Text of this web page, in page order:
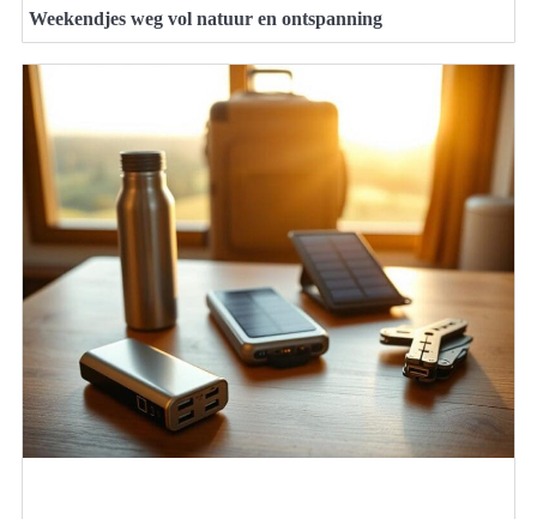
Weekendjes weg vol natuur en ontspanning